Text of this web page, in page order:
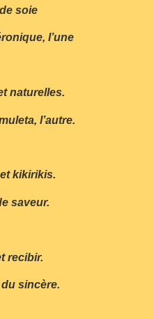
soie
l’une
naturelles.
l’autre.
kikirikis.
saveur.
recibir.
sincère.